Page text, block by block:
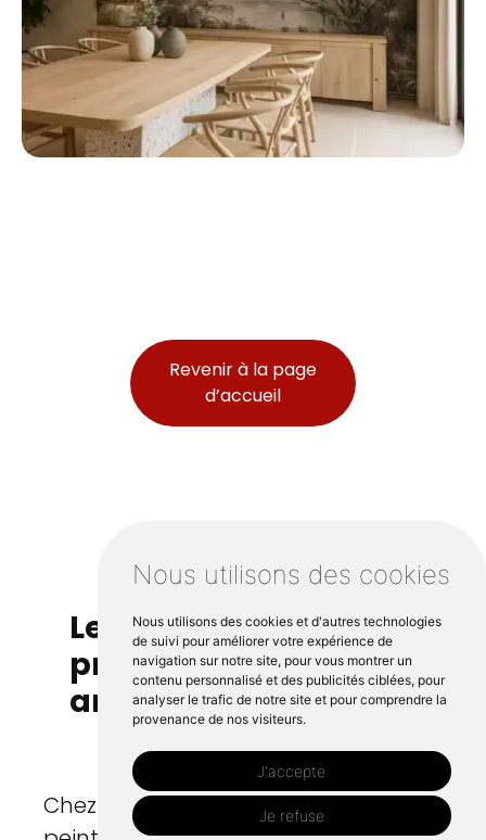
Nous utilisons des cookies
Nous utilisons des cookies et d'autres technologies
de suivi pour améliorer votre expérience de
navigation sur notre site, pour vous montrer un
contenu personnalisé et des publicités ciblées, pour
analyser le trafic de notre site et pour comprendre la
provenance de nos visiteurs.
J'accepte
Je refuse
Revenir à la page
d’accueil
Les services
proposés par nos
artisans peintres
Chez Rambaud Décors, nos artisans